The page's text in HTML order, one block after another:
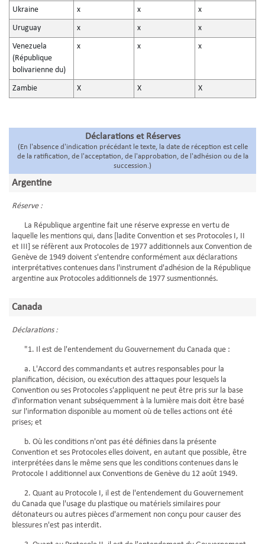
Ukraine x x x
Uruguay x x x
Venezuela
(République
bolivarienne du)
x x x
Zambie X X X
Déclarations et Réserves
(En l'absence d'indication précédant le texte, la date de réception est celle
de la ratification, de l'acceptation, de l'approbation, de l'adhésion ou de la
succession.)
Argentine
Réserve :
La République argentine fait une réserve expresse en vertu de
laquelle les mentions qui, dans [ladite Convention et ses Protocoles I, II
et III] se réfèrent aux Protocoles de 1977 additionnels aux Convention de
Genève de 1949 doivent s'entendre conformément aux déclarations
interprétatives contenues dans l'instrument d'adhésion de la République
argentine aux Protocoles additionnels de 1977 susmentionnés.
Canada
Déclarations :
"1. Il est de l'entendement du Gouvernement du Canada que :
a. L'Accord des commandants et autres responsables pour la
planification, décision, ou exécution des attaques pour lesquels la
Convention ou ses Protocoles s'appliquent ne peut être pris sur la base
d'information venant subséquemment à la lumière mais doit être basé
sur l'information disponible au moment où de telles actions ont été
prises; et
b. Où les conditions n'ont pas été définies dans la présente
Convention et ses Protocoles elles doivent, en autant que possible, être
interprétées dans le même sens que les conditions contenues dans le
Protocole I additionnel aux Conventions de Genève du 12 août 1949.
2. Quant au Protocole I, il est de l'entendement du Gouvernement
du Canada que l'usage du plastique ou matériels similaires pour
détonateurs ou autres pièces d'armement non conçu pour causer des
blessures n'est pas interdit.